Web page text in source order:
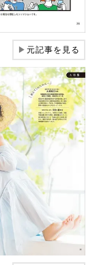
▶元記事を見る